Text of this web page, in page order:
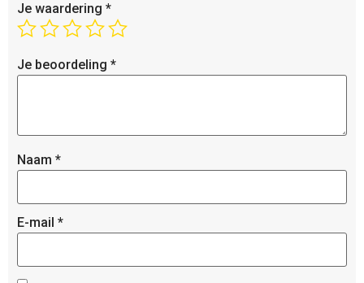
Je waardering *
Je beoordeling *
Naam *
E-mail *